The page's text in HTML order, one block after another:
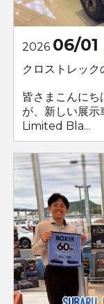
2026 06/01
クロストレッ
皆さまこんに
が、新しい展示
Limited Bla...